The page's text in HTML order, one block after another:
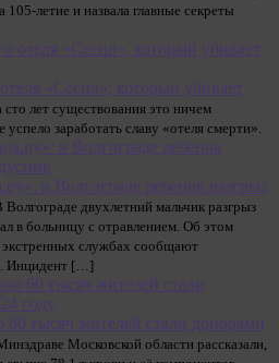
летие и назвала главные секреты
«Сесил», который убивает
сто лет существования это ничем
успело заработать славу «отеля смерти».
в Волгограде ребенок разгрыз
Волгограде двухлетний мальчик разгрыз
в больницу с отравлением. Об этом
экстренных службах сообщают
Инцидент […]
60 тысяч жителей стали донорами
Московской области рассказали,